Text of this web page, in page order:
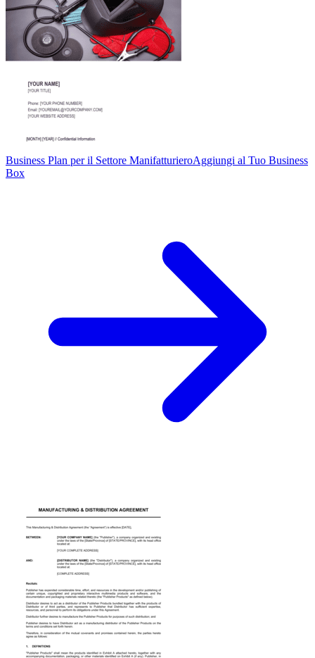
Business Plan per il Settore ManifatturieroAggiungi al Tuo Business
Box